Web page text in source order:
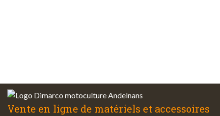
Vente en ligne de matériels et accessoires